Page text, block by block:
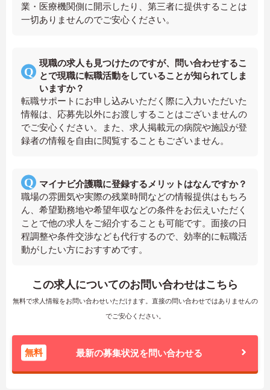
業・医療機関側に開示したり、第三者に提供することは
一切ありませんのでご安心ください。
現職の求人も見つけたのですが、問い合わせするこ
とで現職に転職活動をしていることが知られてしま
いますか？
転職サポートにお申し込みいただく際に入力いただいた
情報は、応募先以外にお渡しすることはございませんの
でご安心ください。また、求人掲載元の病院や施設が登
録者の情報を自由に閲覧することもございません。
マイナビ介護職に登録するメリットはなんですか？
職場の雰囲気や実際の残業時間などの情報提供はもちろ
ん、希望勤務地や希望年収などの条件をお伝えいただく
ことで他の求人をご紹介することも可能です。面接の日
程調整や条件交渉なども代行するので、効率的に転職活
動がしたい方におすすめです。
この求人についてのお問い合わせはこちら
無料で求人情報をお問い合わせいただけます。直接の問い合わせではありませんの
でご安心ください。
無料 最新の募集状況を問い合わせる